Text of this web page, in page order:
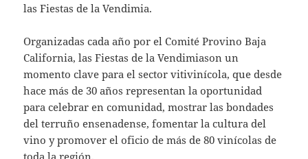
las Fiestas de la Vendimia.
Organizadas cada año por el Comité Provino Baja
California, las Fiestas de la Vendimiason un
momento clave para el sector vitivinícola, que desde
hace más de 30 años representan la oportunidad
para celebrar en comunidad, mostrar las bondades
del terruño ensenadense, fomentar la cultura del
vino y promover el oficio de más de 80 vinícolas de
toda la región.